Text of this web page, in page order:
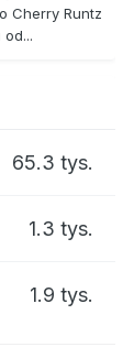
Cherry Runtz
65.3 tys.
1.3 tys.
1.9 tys.